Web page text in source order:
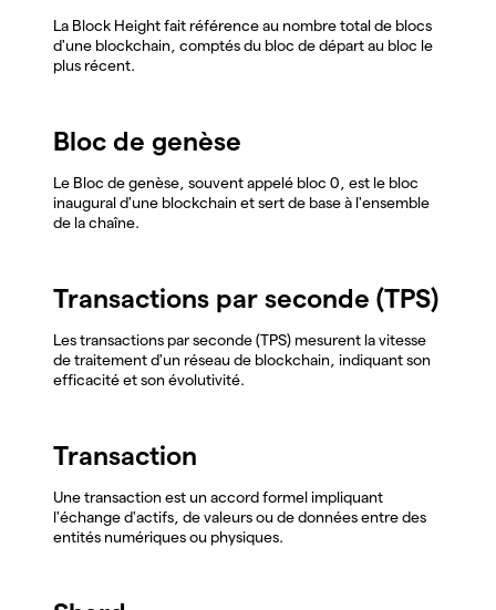
La Block Height fait référence au nombre total de blocs
d'une blockchain, comptés du bloc de départ au bloc le
plus récent.
Bloc de genèse
Le Bloc de genèse, souvent appelé bloc 0, est le bloc
inaugural d'une blockchain et sert de base à l'ensemble
de la chaîne.
Transactions par seconde (TPS)
Les transactions par seconde (TPS) mesurent la vitesse
de traitement d'un réseau de blockchain, indiquant son
efficacité et son évolutivité.
Transaction
Une transaction est un accord formel impliquant
l'échange d'actifs, de valeurs ou de données entre des
entités numériques ou physiques.